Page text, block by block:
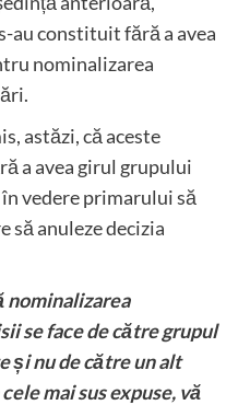
au constituit fără a avea
nominalizarea
astăzi, că aceste
a avea girul grupului
vedere primarului să
să anuleze decizia
nominalizarea
se face de către grupul
și nu de către un alt
mai sus expuse, vă